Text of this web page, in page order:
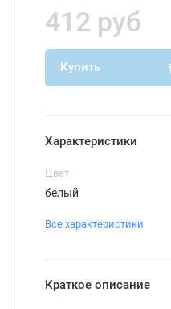
412 руб
Купить
Характеристики
Цвет
белый
Все характеристики
Краткое описание